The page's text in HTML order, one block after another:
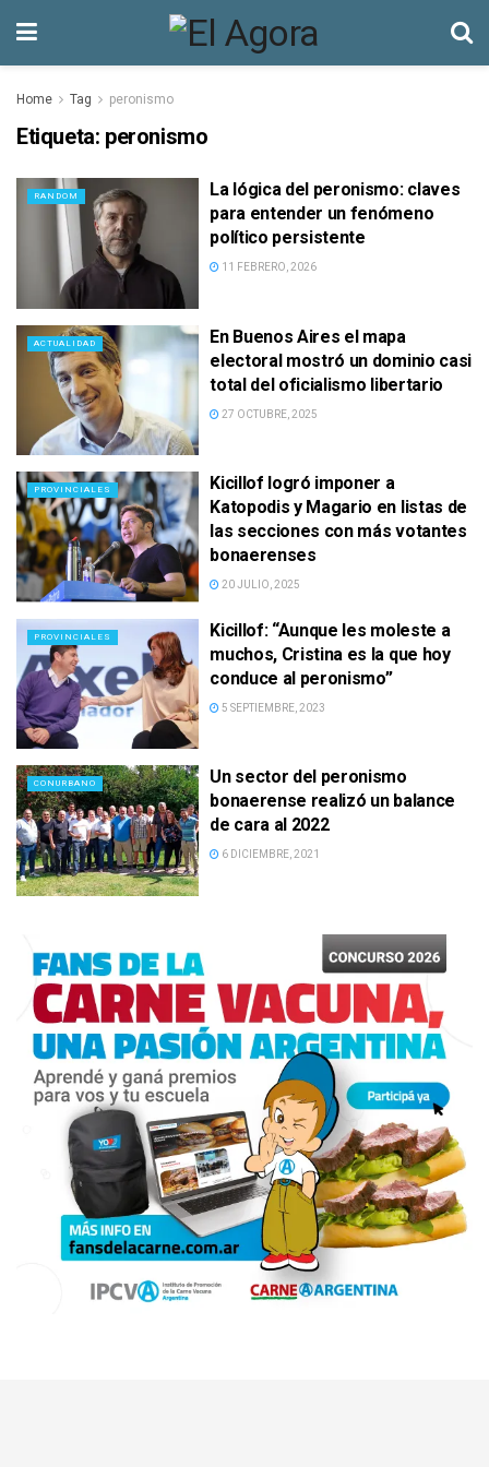
Home Tag peronismo
Etiqueta: peronismo
RANDOM
La lógica del peronismo: claves
para entender un fenómeno
político persistente
11 FEBRERO, 2026
ACTUALIDAD
En Buenos Aires el mapa
electoral mostró un dominio casi
total del oficialismo libertario
27 OCTUBRE, 2025
PROVINCIALES
Kicillof logró imponer a
Katopodis y Magario en listas de
las secciones con más votantes
bonaerenses
20 JULIO, 2025
PROVINCIALES
Kicillof: “Aunque les moleste a
muchos, Cristina es la que hoy
conduce al peronismo”
5 SEPTIEMBRE, 2023
CONURBANO
Un sector del peronismo
bonaerense realizó un balance
de cara al 2022
6 DICIEMBRE, 2021